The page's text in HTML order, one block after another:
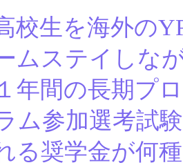
校生を海外の
ムステイしな
年間の長期プ
ム参加選考試
る奨学金が何